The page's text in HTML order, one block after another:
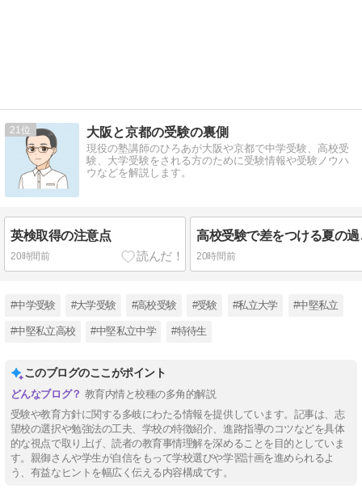
21 大阪と京都の受験の裏側
現役の塾講師のひろあが大阪や京都で中学受験、高校受
験、大学受験をされる方のために受験情報や受験ノウハ
ウなどを解説します。
英検取得の注意点
20時間前 20時間前
#中学受験 #大学受験 #高校受験 #受験 #私立大学 #中堅私立
#中堅私立高校 #中堅私立中学 #特待生
このブログのここがポイント
教育内情と校種の多角的解説
受験や教育方針に関する多岐にわたる情報を提供しています。記事は、志
望校の選択や勉強法の工夫、学校の特徴紹介、進路指導のコツなどを具体
的な視点で取り上げ、読者の教育事情理解を深めることを目的としていま
す。親御さんや学生が自信をもって学校選びや学習計画を進められるよ
う、有益なヒントを幅広く伝える内容構成です。